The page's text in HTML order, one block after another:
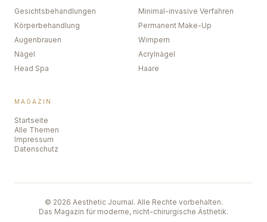
Gesichtsbehandlungen
Minimal-invasive Verfahren
Körperbehandlung
Permanent Make-Up
Augenbrauen
Wimpern
Nägel
Acrylnägel
Head Spa
Haare
MAGAZIN
Startseite
Alle Themen
Impressum
Datenschutz
© 2026 Aesthetic Journal. Alle Rechte vorbehalten.
Das Magazin für moderne, nicht-chirurgische Ästhetik.